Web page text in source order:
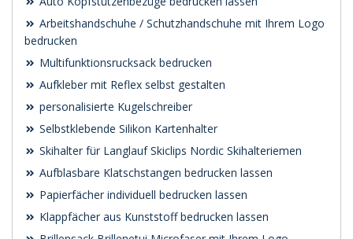
Arbeitshandschuhe / Schutzhandschuhe mit Ihrem Logo
bedrucken
Multifunktionsrucksack bedrucken
Aufkleber mit Reflex selbst gestalten
personalisierte Kugelschreiber
Selbstklebende Silikon Kartenhalter
Skihalter für Langlauf Skiclips Nordic Skihalteriemen
Aufblasbare Klatschstangen bedrucken lassen
Papierfächer individuell bedrucken lassen
Klappfächer aus Kunststoff bedrucken lassen